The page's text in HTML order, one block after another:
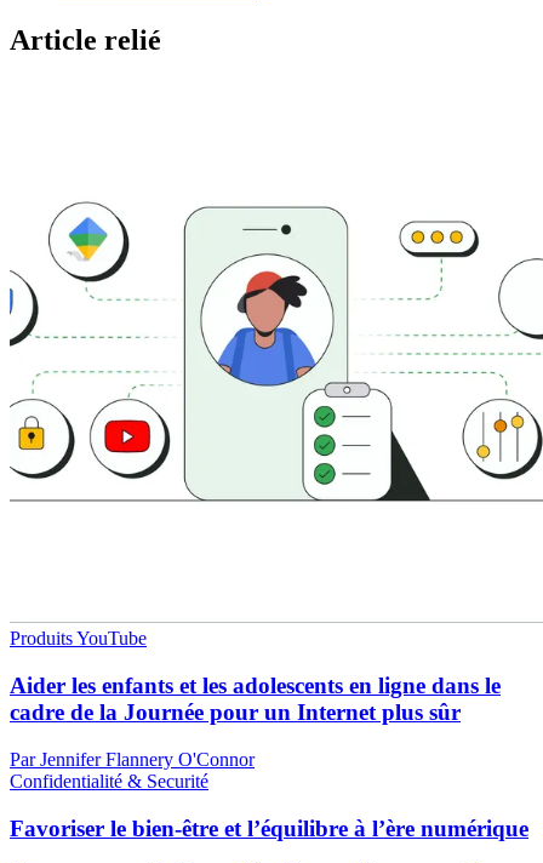
Article relié
Produits YouTube
Aider les enfants et les adolescents en ligne dans le
cadre de la Journée pour un Internet plus sûr
Par Jennifer Flannery O'Connor
Confidentialité & Securité
Favoriser le bien-être et l’équilibre à l’ère numérique